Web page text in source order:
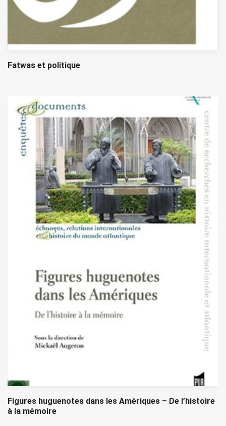
Fatwas et politique
Figures huguenotes dans les Amériques – De l’histoire
à la mémoire